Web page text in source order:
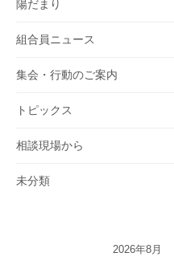
陽だまり
組合員ニュース
集会・行動のご案内
トピックス
相談現場から
未分類
2026年8月